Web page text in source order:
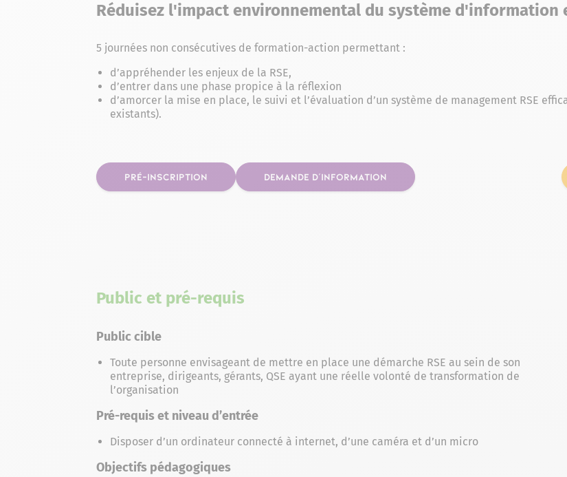
Réduisez l'impact environnemental du système d'information
5 journées non consécutives de formation-action permettant :
d’appréhender les enjeux de la RSE,
d’entrer dans une phase propice à la réflexion
d’amorcer la mise en place, le suivi et l’évaluation d’un système de management RSE
existants).
PRÉ-INSCRIPTION DEMANDE D'INFORMATION
Public et pré-requis
Public cible
Toute personne envisageant de mettre en place une démarche RSE au sein de son
entreprise, dirigeants, gérants, QSE ayant une réelle volonté de transformation de
l’organisation
Pré-requis et niveau d’entrée
Disposer d’un ordinateur connecté à internet, d’une caméra et d’un micro
Objectifs pédagogiques